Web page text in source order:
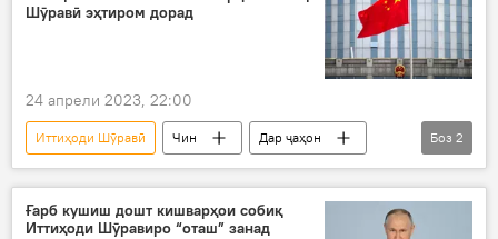
Шӯравӣ эҳтиром дорад
24 апрели 2023, 22:00
Иттиҳоди Шӯравӣ Чин
Дар ҷаҳон
истиқлолият
эҳтиром
Боз 2
Ғарб кушиш дошт кишварҳои собиқ
Иттиҳоди Шӯравиро “оташ” занад